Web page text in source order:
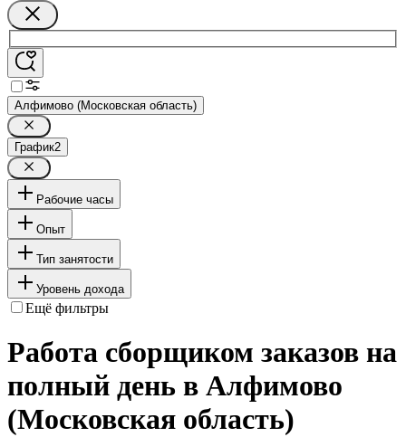
Алфимово (Московская область)
График2
Рабочие часы
Опыт
Тип занятости
Уровень дохода
Ещё фильтры
Работа сборщиком заказов на
полный день в Алфимово
(Московская область)